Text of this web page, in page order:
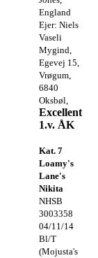
England
Ejer: Niels
Vaseli
Mygind,
Egevej 15,
Vrøgum,
6840
Oksbøl,
Excellent
1.v. ÅK
Kat. 7
Loamy's
Lane's
Nikita
NHSB
3003358
04/11/14
Bl/T
(Mojusta's